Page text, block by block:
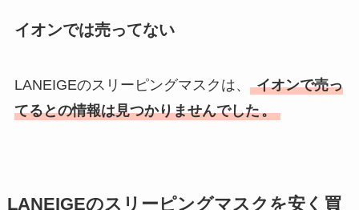
イオンでは売ってない
LANEIGEのスリーピングマスクは、
イオンで売っ
てるとの情報は見つかりませんでした。
LANEIGEのスリーピングマスクを安く買